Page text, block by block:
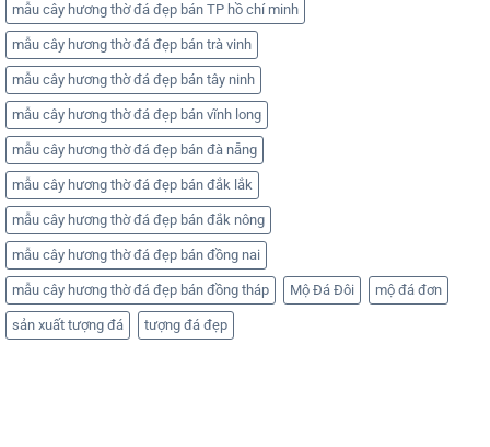
mẫu cây hương thờ đá đẹp bán TP hồ chí minh
mẫu cây hương thờ đá đẹp bán trà vinh
mẫu cây hương thờ đá đẹp bán tây ninh
mẫu cây hương thờ đá đẹp bán vĩnh long
mẫu cây hương thờ đá đẹp bán đà nẵng
mẫu cây hương thờ đá đẹp bán đắk lắk
mẫu cây hương thờ đá đẹp bán đắk nông
mẫu cây hương thờ đá đẹp bán đồng nai
mẫu cây hương thờ đá đẹp bán đồng tháp Mộ Đá Đôi mộ đá đơn
sản xuất tượng đá tượng đá đẹp